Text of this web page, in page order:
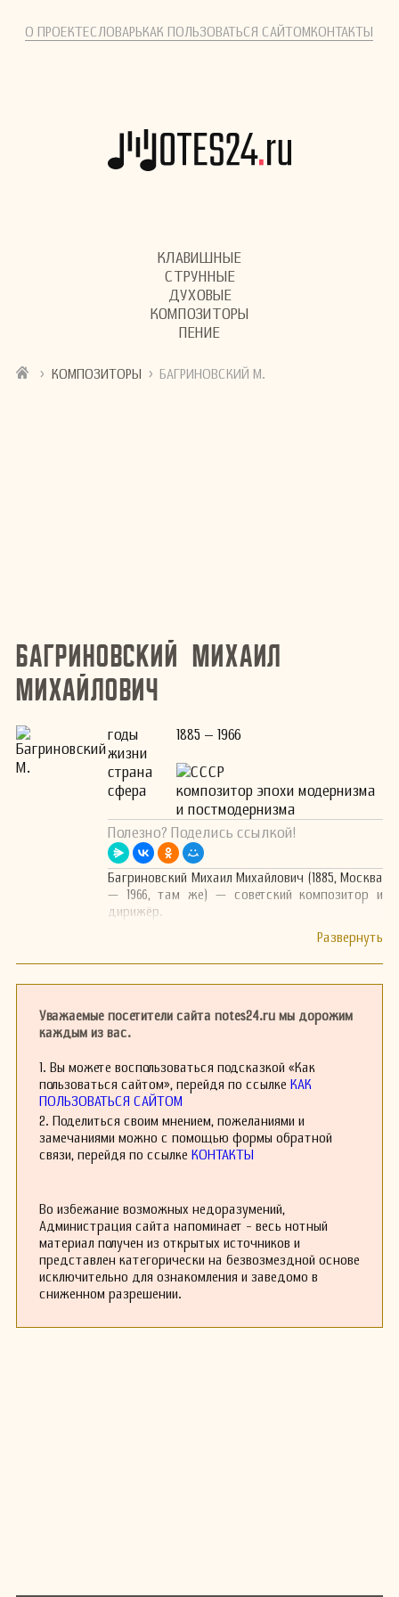
О ПРОЕКТЕСЛОВАРЬКАК ПОЛЬЗОВАТЬСЯ САЙТОМКОНТАКТЫ
КЛАВИШНЫЕ
СТРУННЫЕ
ДУХОВЫЕ
КОМПОЗИТОРЫ
ПЕНИЕ
› КОМПОЗИТОРЫ › БАГРИНОВСКИЙ М.
Багриновский Михаил
Михайлович
годы
жизни
1885 – 1966
страна
СССР
сфера
композитор эпохи модернизма
и постмодернизма
Полезно? Поделись ссылкой!
Багриновский Михаил Михайлович (1885, Москва
— 1966, там же) — советский композитор и
дирижёр.
Уважаемые посетители сайта notes24.ru мы дорожим
каждым из вас.
1. Вы можете воспользоваться подсказкой «Как
пользоваться сайтом», перейдя по ссылке КАК
ПОЛЬЗОВАТЬСЯ САЙТОМ
2. Поделиться своим мнением, пожеланиями и
замечаниями можно с помощью формы обратной
связи, перейдя по ссылке КОНТАКТЫ
Во избежание возможных недоразумений,
Администрация сайта напоминает - весь нотный
материал получен из открытых источников и
представлен категорически на безвозмездной основе
исключительно для ознакомления и заведомо в
сниженном разрешении.